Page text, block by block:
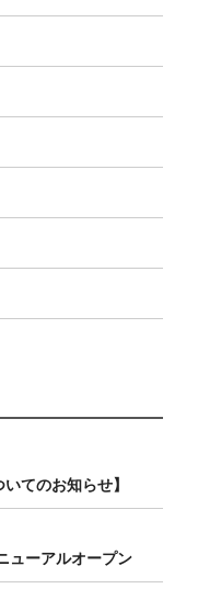
てのお知らせ】
ーアルオープン